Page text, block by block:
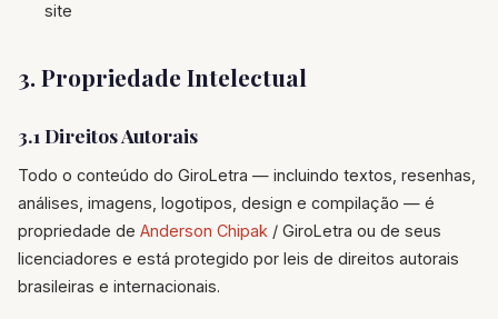
site
3. Propriedade Intelectual
3.1 Direitos Autorais
Todo o conteúdo do GiroLetra — incluindo textos, resenhas,
análises, imagens, logotipos, design e compilação — é
propriedade de Anderson Chipak / GiroLetra ou de seus
licenciadores e está protegido por leis de direitos autorais
brasileiras e internacionais.